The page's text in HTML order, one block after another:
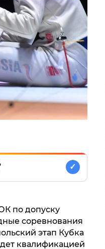
✓
по допуску
соревнования
этап Кубка
квалификацией